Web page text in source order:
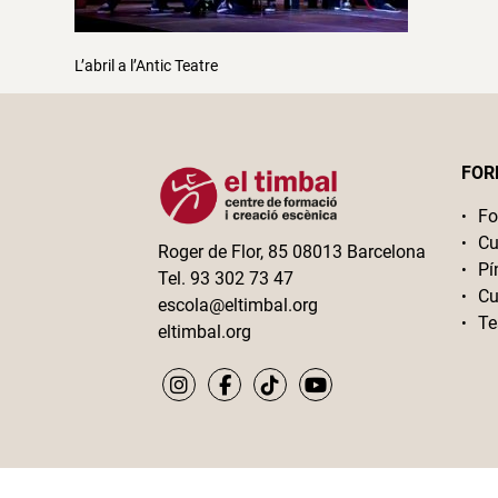
L’abril a l’Antic Teatre
Roger de Flor, 85 08013 Barcelona
Tel. 93 302 73 47
escola@eltimbal.org
eltimbal.org